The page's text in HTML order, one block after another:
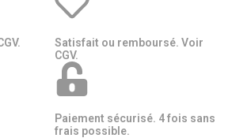
Satisfait ou remboursé. Voir
CGV.
Paiement sécurisé. 4 fois sans
frais possible.